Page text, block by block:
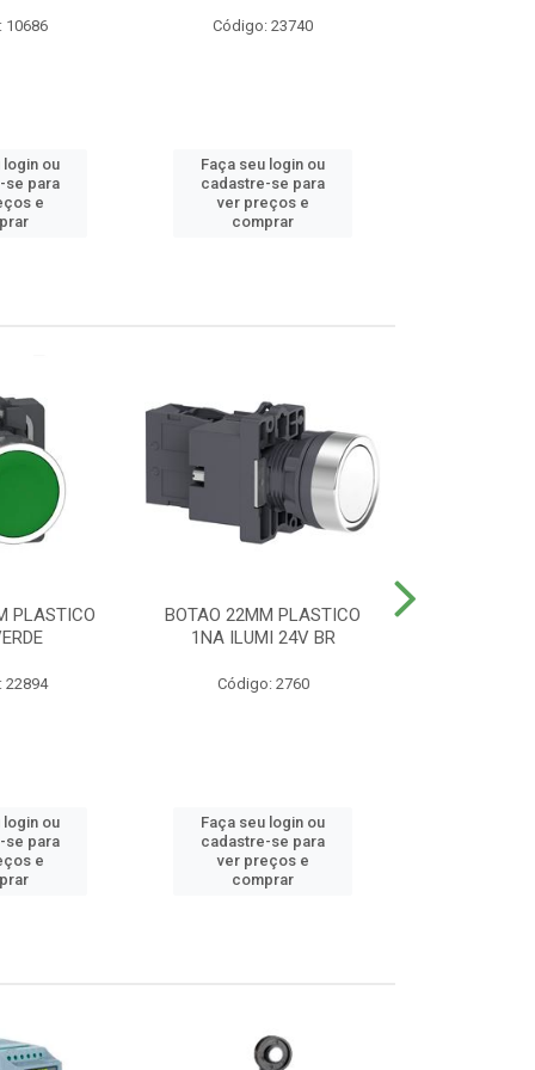
23740
login ou
se para
e
Código: 9174
Faça seu login ou
cadastre-se para
ver preços e
comprar
PLASTICO
22894
login ou
se para
e
BOTAO 22MM PLASTICO
1NA ILUMI 24V BR
Código: 2760
Faça seu login ou
cadastre-se para
ver preços e
comprar